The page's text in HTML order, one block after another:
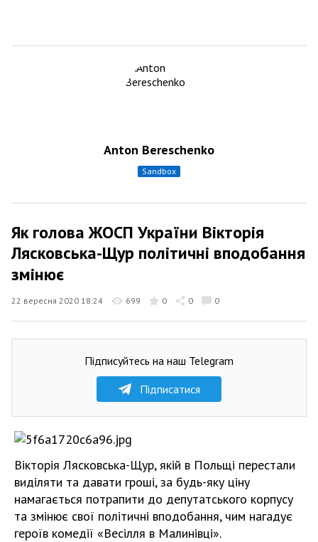
Anton Bereschenko
sandbox
Як голова ЖОСП України Вікторія
Лясковська-Щур політичні вподобання
змінює
22 вересня 2020 18:24 699 0 0 0
Підписуйтесь на наш Telegram
Підписатися
Вікторія Лясковська-Щур, якій в Польщі перестали
виділяти та давати гроші, за будь-яку ціну
намагається потрапити до депутатського корпусу
та змінює свої політичні вподобання, чим нагадує
героїв комедії «Весілля в Малинівці».